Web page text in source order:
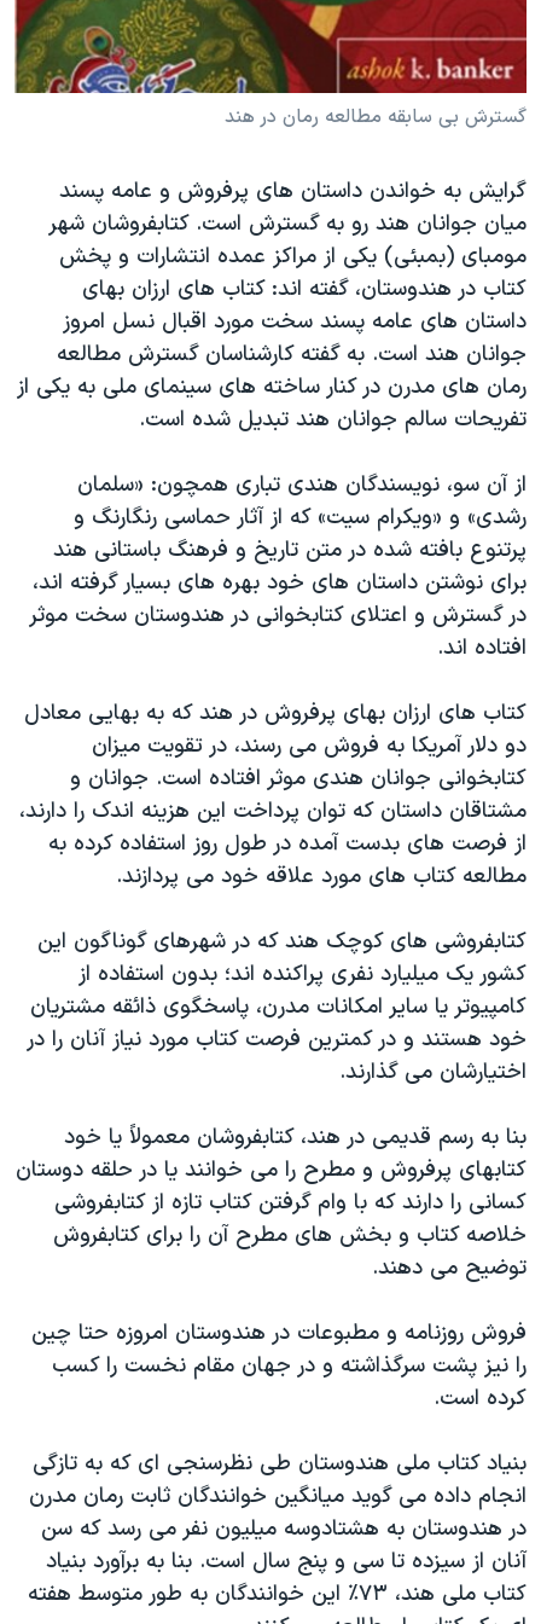
حقوق شهروندی
اقتصادی
اسرائیل در جنگ
گالری عکس
آرشیو پخش زنده
انتخابات ریاست جمهوری آمریکا ۲۰۲۴
حمله جمهوری اسلامی به اسرائیل
ورزش زنان در ایران
اعتراضات زن، زندگی، آزادی
مجموعه مستندهای دادخواهی
تریبونال مردمی آبان ۹۸
دادگاه حمید نوری
چهل سال گروگان‌گیری
اعتراضات مردمی آبان ۹۸
اسرائیل در جنگ
نرگس محمدی برنده جایزه نوبل صلح
همایش محافظه‌کاران آمریکا «سی‌پک»
سفر پرزیدنت ترامپ به چین
دنبال کنید
زبانهای مختلف
گسترش بی سابقه مطالعه رمان در هند
گرایش به خواندن داستان های پرفروش و عامه پسند
میان جوانان هند رو به گسترش است. کتابفروشان شهر
مومبای (بمبئی) یکی از مراکز عمده انتشارات و پخش
کتاب در هندوستان، گفته اند: کتاب های ارزان بهای
داستان های عامه پسند سخت مورد اقبال نسل امروز
جوانان هند است. به گفته کارشناسان گسترش مطالعه
رمان های مدرن در کنار ساخته های سینمای ملی به یکی از
تفریحات سالم جوانان هند تبدیل شده است.
از آن سو، نویسندگان هندی تباری همچون: «سلمان
رشدی» و «ویکرام سیت» که از آثار حماسی رنگارنگ و
پرتنوع بافته شده در متن تاریخ و فرهنگ باستانی هند
برای نوشتن داستان های خود بهره های بسیار گرفته اند،
در گسترش و اعتلای کتابخوانی در هندوستان سخت موثر
افتاده اند.
کتاب های ارزان بهای پرفروش در هند که به بهایی معادل
دو دلار آمریکا به فروش می رسند، در تقویت میزان
کتابخوانی جوانان هندی موثر افتاده است. جوانان و
مشتاقان داستان که توان پرداخت این هزینه اندک را دارند،
از فرصت های بدست آمده در طول روز استفاده کرده به
مطالعه کتاب های مورد علاقه خود می پردازند.
کتابفروشی های کوچک هند که در شهرهای گوناگون این
کشور یک میلیارد نفری پراکنده اند؛ بدون استفاده از
کامپیوتر یا سایر امکانات مدرن، پاسخگوی ذائقه مشتریان
خود هستند و در کمترین فرصت کتاب مورد نیاز آنان را در
اختیارشان می گذارند.
بنا به رسم قدیمی در هند، کتابفروشان معمولاً یا خود
کتابهای پرفروش و مطرح را می خوانند یا در حلقه دوستان
کسانی را دارند که با وام گرفتن کتاب تازه از کتابفروشی
خلاصه کتاب و بخش های مطرح آن را برای کتابفروش
توضیح می دهند.
فروش روزنامه و مطبوعات در هندوستان امروزه حتا چین
را نیز پشت سرگذاشته و در جهان مقام نخست را کسب
کرده است.
بنیاد کتاب ملی هندوستان طی نظرسنجی ای که به تازگی
انجام داده می گوید میانگین خوانندگان ثابت رمان مدرن
در هندوستان به هشتادوسه میلیون نفر می رسد که سن
آنان از سیزده تا سی و پنج سال است. بنا به برآورد بنیاد
کتاب ملی هند، ۷۳٪ این خوانندگان به طور متوسط هفته